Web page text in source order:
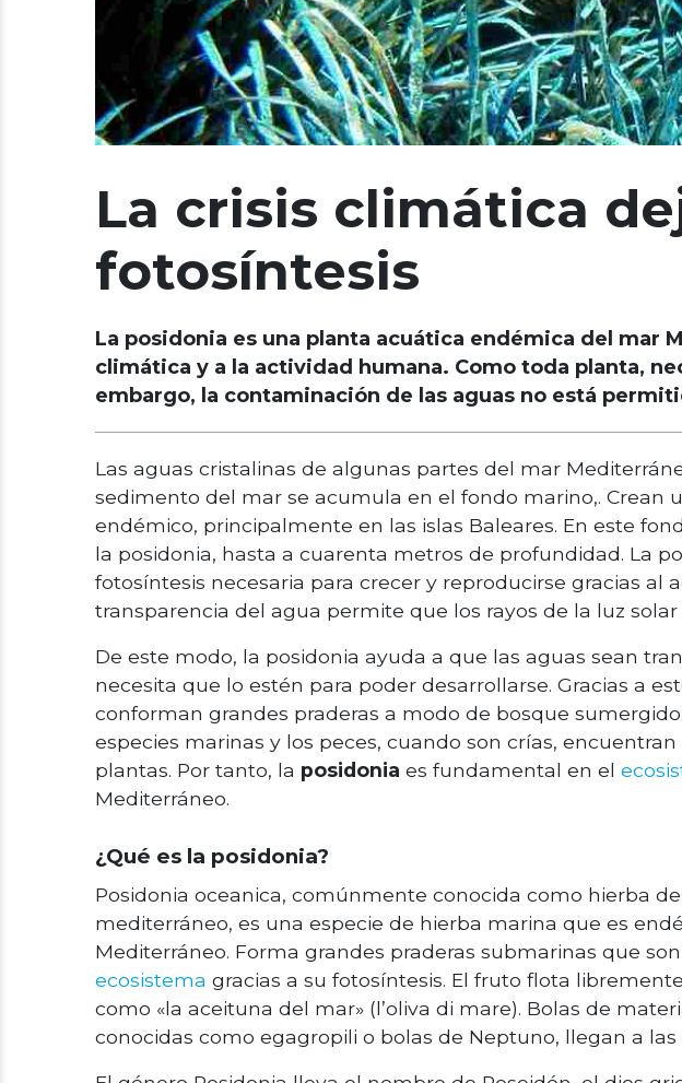
La crisis climática
fotosíntesis
La posidonia es una planta acuática endémica del mar
climática y a la actividad humana. Como toda planta,
embargo, la contaminación de las aguas no está
Las aguas cristalinas de algunas partes del mar
sedimento del mar se acumula en el fondo marino,. Crean
endémico, principalmente en las islas Baleares. En este
la posidonia, hasta a cuarenta metros de profundidad. La
fotosíntesis necesaria para crecer y reproducirse gracias al
transparencia del agua permite que los rayos de la luz
De este modo, la posidonia ayuda a que las aguas sean
necesita que lo estén para poder desarrollarse. Gracias a
conforman grandes praderas a modo de bosque
especies marinas y los peces, cuando son crías,
plantas. Por tanto, la posidonia es fundamental en el
Mediterráneo.
¿Qué es la posidonia?
Posidonia oceanica, comúnmente conocida como hierba
mediterráneo, es una especie de hierba marina que es
Mediterráneo. Forma grandes praderas submarinas que
ecosistema gracias a su fotosíntesis. El fruto flota
como «la aceituna del mar» (l’oliva di mare). Bolas de
conocidas como egagropili o bolas de Neptuno, llegan a las